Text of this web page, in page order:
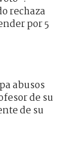
rechaza
por 5
abusos
de su
de su